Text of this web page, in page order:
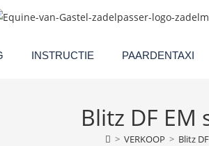
INSTRUCTIE PAARDENTAXI
Blitz DF EM
> VERKOOP > Blitz